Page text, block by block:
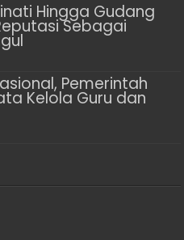
Hingga Gudang
Sebagai
Pemerintah
Kelola Guru dan